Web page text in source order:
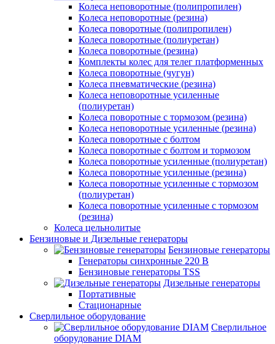
Колеса неповоротные (полипропилен)
Колеса неповоротные (резина)
Колеса поворотные (полипропилен)
Колеса поворотные (полиуретан)
Колеса поворотные (резина)
Комплекты колес для телег платформенных
Колеса поворотные (чугун)
Колеса пневматические (резина)
Колеса неповоротные усиленные
(полиуретан)
Колеса поворотные c тормозом (резина)
Колеса неповоротные усиленные (резина)
Колеса поворотные с болтом
Колеса поворотные с болтом и тормозом
Колеса поворотные усиленные (полиуретан)
Колеса поворотные усиленные (резина)
Колеса поворотные усиленные с тормозом
(полиуретан)
Колеса поворотные усиленные с тормозом
(резина)
Колеса цельнолитые
Бензиновые и Дизельные генераторы
Бензиновые генераторы
Генераторы синхронные 220 В
Бензиновые генераторы TSS
Дизельные генераторы
Портативные
Стационарные
Сверлильное оборудование
Сверлильное
оборудование DIAM